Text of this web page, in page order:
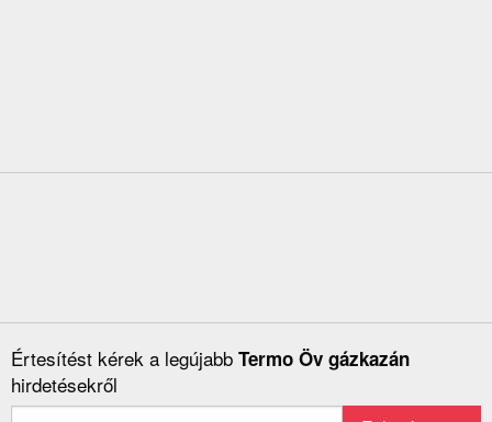
Értesítést kérek a legújabb Termo Öv gázkazán
hirdetésekről